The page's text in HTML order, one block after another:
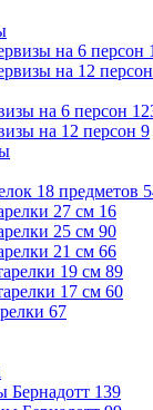
на 6 персон
на 12 персон
на 6 персон
на 12 персон 9
18 предметов
27 см 16
25 см 90
21 см 66
19 см 89
17 см 60
67
Бернадотт 139